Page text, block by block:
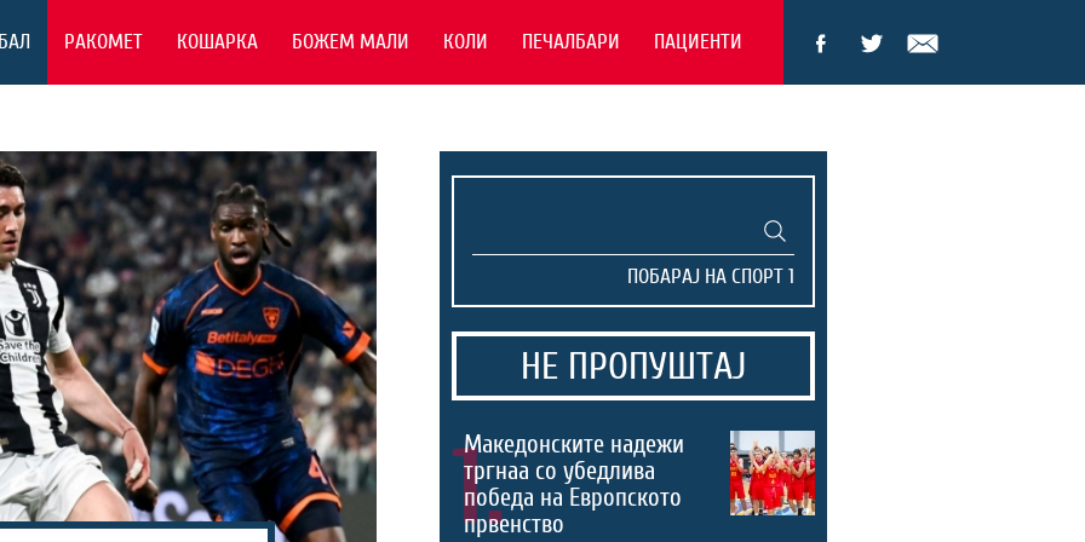
РАКОМЕТ КОШАРКА БОЖЕМ МАЛИ КОЛИ ПЕЧАЛБАРИ ПАЦИЕНТИ
НЕ ПРОПУШТАЈ
1.
Македонските надежи
тргнаа со убедлива
победа на Европското
првенство